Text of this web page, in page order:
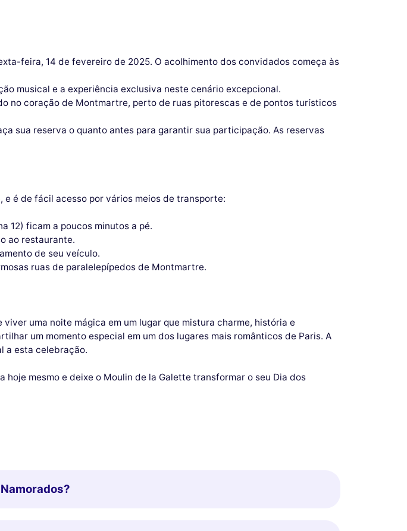
feira, 14 de fevereiro de 2025. O acolhimento dos convidados começa às
musical e a experiência exclusiva neste cenário excepcional.
no coração de Montmartre, perto de ruas pitorescas e de pontos turísticos
sua reserva o quanto antes para garantir sua participação. As reservas
é de fácil acesso por vários meios de transporte:
12) ficam a poucos minutos a pé.
ao restaurante.
de seu veículo.
ruas de paralelepípedos de Montmartre.
uma noite mágica em um lugar que mistura charme, história e
um momento especial em um dos lugares mais românticos de Paris. A
a esta celebração.
mesmo e deixe o Moulin de la Galette transformar o seu Dia dos